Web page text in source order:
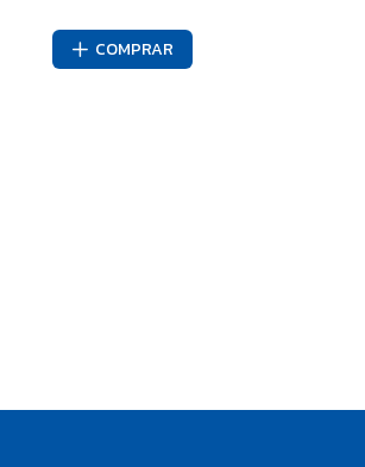
COMPRAR